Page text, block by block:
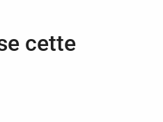
cette